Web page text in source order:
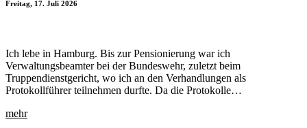
Freitag, 17. Juli 2026
Ich lebe in Hamburg. Bis zur Pensionierung war ich
Verwaltungsbeamter bei der Bundeswehr, zuletzt beim
Truppendienstgericht, wo ich an den Verhandlungen als
Protokollführer teilnehmen durfte. Da die Protokolle…
mehr